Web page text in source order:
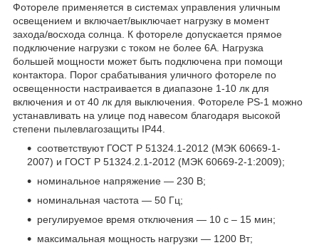
Фотореле применяется в системах управления уличным
освещением и включает/выключает нагрузку в момент
захода/восхода солнца. К фотореле допускается прямое
подключение нагрузки с током не более 6А. Нагрузка
большей мощности может быть подключена при помощи
контактора. Порог срабатывания уличного фотореле по
освещенности настраивается в диапазоне 1-10 лк для
включения и от 40 лк для выключения. Фотореле PS-1 можно
устанавливать на улице под навесом благодаря высокой
степени пылевлагозащиты IP44.
соответствуют ГОСТ Р 51324.1-2012 (МЭК 60669-1-
2007) и ГОСТ Р 51324.2.1-2012 (МЭК 60669-2-1:2009);
номинальное напряжение — 230 В;
номинальная частота — 50 Гц;
регулируемое время отключения — 10 с – 15 мин;
максимальная мощность нагрузки — 1200 Вт;